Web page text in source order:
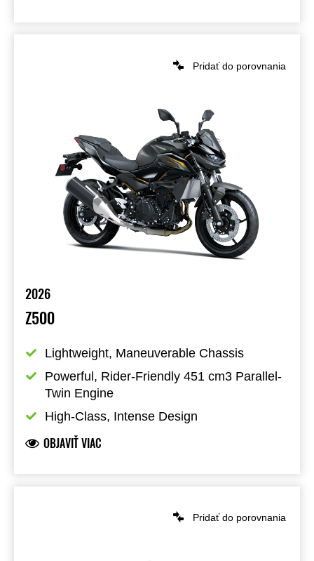
Pridať do porovnania
2026
Z500
Lightweight, Maneuverable Chassis
Powerful, Rider-Friendly 451 cm3 Parallel-
Twin Engine
High-Class, Intense Design
OBJAVIŤ VIAC
Pridať do porovnania